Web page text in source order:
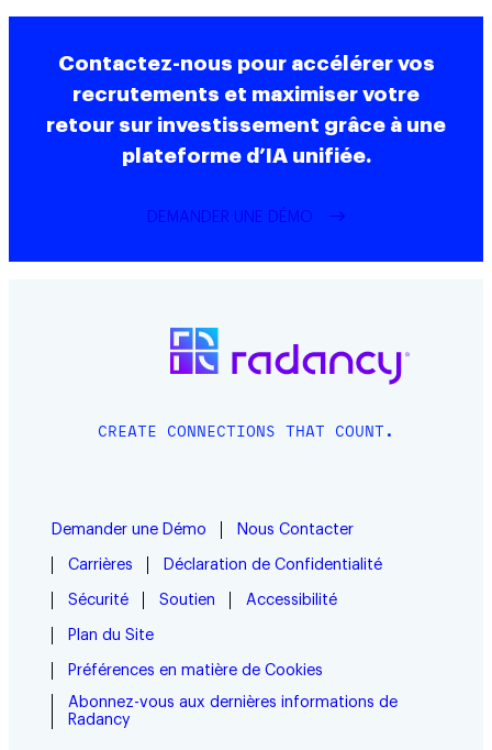
Contactez-nous pour accélérer vos
recrutements et maximiser votre
retour sur investissement grâce à une
plateforme d’IA unifiée.
DEMANDER UNE DÉMO
CREATE CONNECTIONS THAT COUNT.
Demander une Démo Nous Contacter
Carrières Déclaration de Confidentialité
Sécurité Soutien Accessibilité
Plan du Site
Préférences en matière de Cookies
Abonnez-vous aux dernières informations de
Radancy